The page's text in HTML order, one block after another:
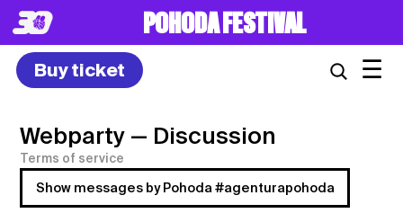
POHODA FESTIVAL
Buy ticket ☰
Webparty — Discussion
Terms of service
Show messages by Pohoda #agenturapohoda